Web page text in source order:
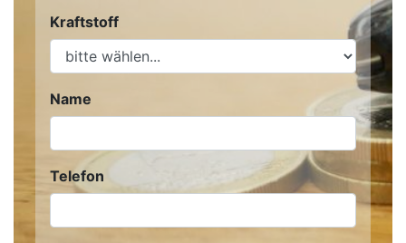
Kraftstoff
Name
Telefon